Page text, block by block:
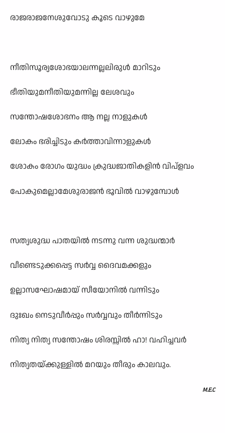
രാജരാജനേശുവോടു കൂടെ വാഴുമേ
നീതിസൂര്യശോഭയാലന്നല്ലലിരുൾ മാറിടും
ഭീതിയുമനീതിയുമന്നില്ല ലേശവും
സന്തോഷശോഭനം ആ നല്ല നാളുകൾ
ലോകം ഭരിച്ചിടും കർത്താവിന്നാളുകൾ
ശോകം രോഗം യുദ്ധം ക്രുദ്ധജാതികളിൻ വിപ്ളവം
പോകുമെല്ലാമേശുരാജൻ ഭൂവിൽ വാഴുമ്പോൾ
സത്യശുദ്ധ പാതയിൽ നടന്നു വന്ന ശുദ്ധന്മാർ
വീണ്ടെടുക്കപ്പെട്ട സർവ്വ ദൈവമക്കളും
ഉല്ലാസഘോഷമായ് സീയോനിൽ വന്നിടും
ദുഃഖം നെടുവീർപ്പും സർവ്വവും തീർന്നിടും
നിത്യ നിത്യ സന്തോഷം ശിരസ്സിൽ ഹാ! വഹിച്ചവർ
നിത്യതയ്ക്കുള്ളിൽ മറയും തീരും കാലവും.
M.E.C